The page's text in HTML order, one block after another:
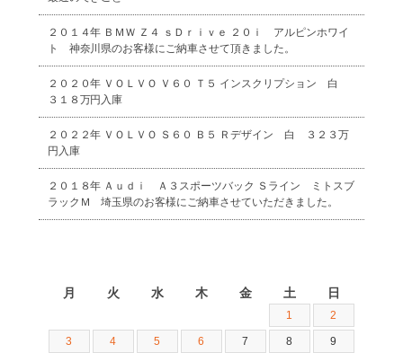
２０１４年 ＢＭＷ Ｚ４ ｓＤｒｉｖｅ ２０ｉ アルピンホワイ
ト 神奈川県のお客様にご納車させて頂きました。
２０２０年 ＶＯＬＶＯ Ｖ６０ Ｔ５ インスクリプション 白
３１８万円入庫
２０２２年 ＶＯＬＶＯ Ｓ６０ Ｂ５ Ｒデザイン 白 ３２３万
円入庫
２０１８年 Ａｕｄｉ Ａ３スポーツバック Ｓライン ミトスブ
ラックＭ 埼玉県のお客様にご納車させていただきました。
月 火 水 木 金 土 日
1 2
3 4 5 6 7 8 9